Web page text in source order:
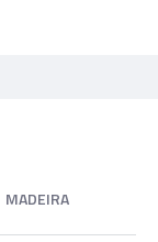
MADEIRA